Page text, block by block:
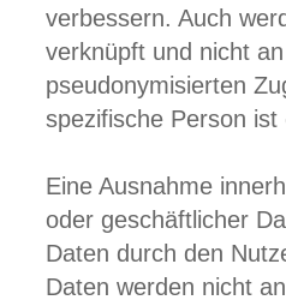
verbessern. Auch
verknüpft und nicht
pseudonymisierten
spezifische Person
Eine Ausnahme
oder geschäftlicher
Daten durch den
Daten werden nicht